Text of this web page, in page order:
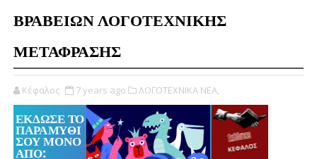
ΒΡΑΒΕΙΩΝ ΛΟΓΟΤΕΧΝΙΚΗΣ
ΜΕΤΑΦΡΑΣΗΣ
Κέφαλος 7 years ago ΛΟΓΟΤΕΧΝΙΚΑ ΝΕΑ,